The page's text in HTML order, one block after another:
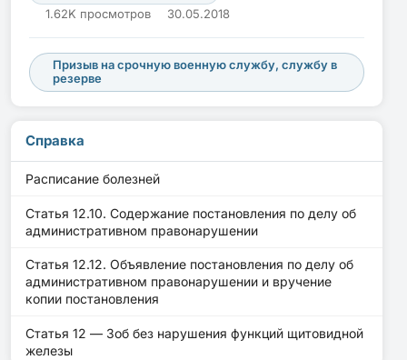
1.62K просмотров
30.05.2018
Призыв на срочную военную службу, службу в
резерве
Справка
Расписание болезней
Статья 12.10. Содержание постановления по делу об
административном правонарушении
Статья 12.12. Объявление постановления по делу об
административном правонарушении и вручение
копии постановления
Статья 12 — Зоб без нарушения функций щитовидной
железы